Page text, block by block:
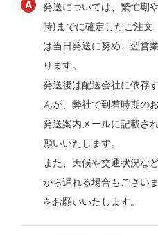
発送については、繁忙期
時)までに確定したご注文
は当日発送に努め、翌営
ります。
発送後は配送会社に依存
んが、弊社で到着時期の
発送案内メールに記載さ
願いいたします。
また、天候や交通状況な
から遅れる場合もござい
をお願いいたします。